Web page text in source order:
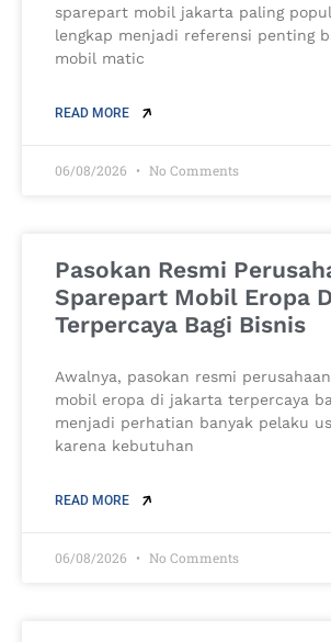
sparepart mobil jakarta paling
lengkap menjadi referensi penting
mobil matic
READ MORE
06/08/2026 No Comments
Pasokan Resmi
Sparepart Mobil Eropa
Terpercaya Bagi Bisnis
Awalnya, pasokan resmi
mobil eropa di jakarta terpercaya
menjadi perhatian banyak pelaku
karena kebutuhan
READ MORE
06/08/2026 No Comments